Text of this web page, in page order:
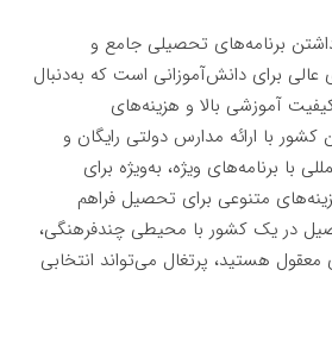
برنامه‌های تحصیلی جامع و
عالی برای دانش‌آموزانی است که به‌دنبال
آموزشی بالا و هزینه‌های
با ارائه مدارس دولتی رایگان و
با برنامه‌های ویژه، به‌ویژه برای
متنوعی برای تحصیل فراهم
در یک کشور با محیطی چندفرهنگی،
معقول هستید، پرتغال می‌تواند انتخابی